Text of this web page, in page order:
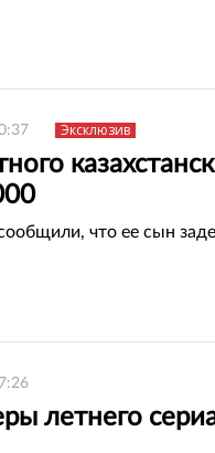
Эксклюзив
что ее сын
летнего